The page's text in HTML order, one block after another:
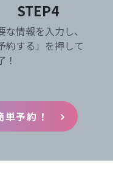
STEP4
な情報を入力し、
約する」を押して
！
予約！